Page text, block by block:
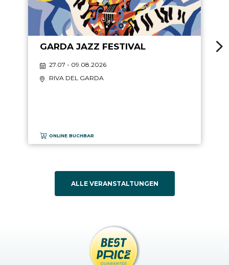
GARDA JAZZ FESTIVAL
27.07 - 09.08.2026
RIVA DEL GARDA
ONLINE BUCHBAR
ALLE VERANSTALTUNGEN